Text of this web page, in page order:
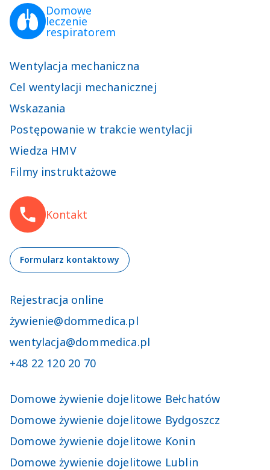
Domowe
leczenie
respiratorem
Wentylacja mechaniczna
Cel wentylacji mechanicznej
Wskazania
Postępowanie w trakcie wentylacji
Wiedza HMV
Filmy instruktażowe
Kontakt
Formularz kontaktowy
Rejestracja online
żywienie@dommedica.pl
wentylacja@dommedica.pl
+48 22 120 20 70
Domowe żywienie dojelitowe Bełchatów
Domowe żywienie dojelitowe Bydgoszcz
Domowe żywienie dojelitowe Konin
Domowe żywienie dojelitowe Lublin